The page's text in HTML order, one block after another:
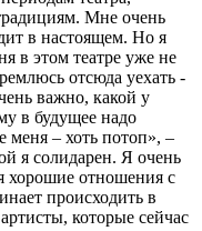
Мне очень
в настоящем. Но я
в этом театре уже не
отсюда уехать -
важно, какой у
в будущее надо
меня – хоть потоп», –
я солидарен. Я очень
хорошие отношения с
происходить в
которые сейчас